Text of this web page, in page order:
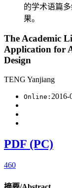
的学术语篇
果。
The Academic
Application for
Design
TENG Yanjiang
Online: 2016-
PDF (PC)
460